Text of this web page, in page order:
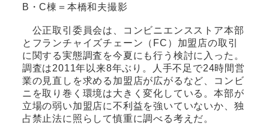
B・C棟＝本橋和夫撮影
公正取引委員会は、コンビニエンスストア本部
とフランチャイズチェーン（FC）加盟店の取引
に関する実態調査を今夏にも行う検討に入った。
調査は2011年以来8年ぶり。人手不足で24時間営
業の見直しを求める加盟店が広がるなど、コンビ
ニを取り巻く環境は大きく変化している。本部が
立場の弱い加盟店に不利益を強いていないか、独
占禁止法に照らして慎重に調べる考えだ。